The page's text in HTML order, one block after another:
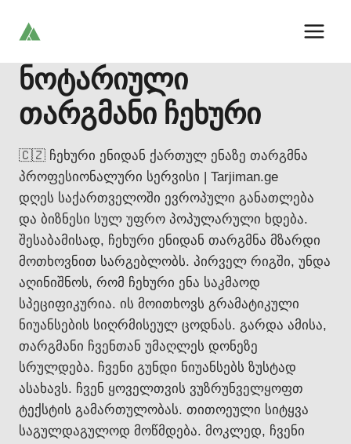
ნოტარიული
თარგმანი ჩეხური
🇨🇿 ჩეხური ენიდან ქართულ ენაზე თარგმნა
პროფესიონალური სერვისი | Tarjiman.ge
დღეს საქართველოში ევროპული განათლება
და ბიზნესი სულ უფრო პოპულარული ხდება.
შესაბამისად, ჩეხური ენიდან თარგმნა მზარდი
მოთხოვნით სარგებლობს. პირველ რიგში, უნდა
აღინიშნოს, რომ ჩეხური ენა საკმაოდ
სპეციფიკურია. ის მოითხოვს გრამატიკული
ნიუანსების სიღრმისეულ ცოდნას. გარდა ამისა,
თარგმანი ჩვენთან უმაღლეს დონეზე
სრულდება. ჩვენი გუნდი ნიუანსებს ზუსტად
ასახავს. ჩვენ ყოველთვის ვუზრუნველყოფთ
ტექსტის გამართულობას. თითოეული სიტყვა
საგულდაგულოდ მოწმდება. მოკლედ, ჩვენი